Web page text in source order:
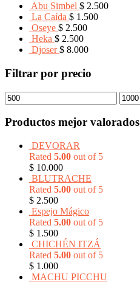
Abu Simbel $ 2.500
La Caída $ 1.500
Oseye $ 2.500
Heka $ 2.500
Djoser $ 8.000
Filtrar por precio
Productos mejor valorados
DEVORAR
Rated 5.00 out of 5
$ 10.000
BLUTRACHE
Rated 5.00 out of 5
$ 2.500
Espejo Mágico
Rated 5.00 out of 5
$ 1.500
CHICHÉN ITZÁ
Rated 5.00 out of 5
$ 1.000
MACHU PICCHU